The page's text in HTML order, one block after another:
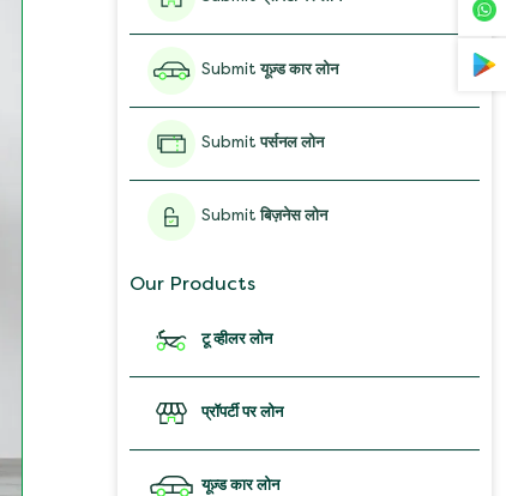
Submitयूज़्ड कार लोन
Submitपर्सनल लोन
Submitबिज़नेस लोन
Our Products
टू व्हीलर लोन
प्रॉपर्टी पर लोन
यूज़्ड कार लोन